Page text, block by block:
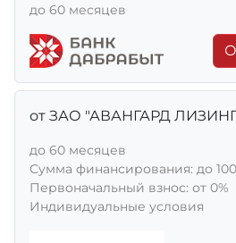
до 60 месяцев
от ЗАО "АВАНГАРД
до 60 месяцев
Сумма финансирования: до
Первоначальный взнос: от 0%
Индивидуальные условия